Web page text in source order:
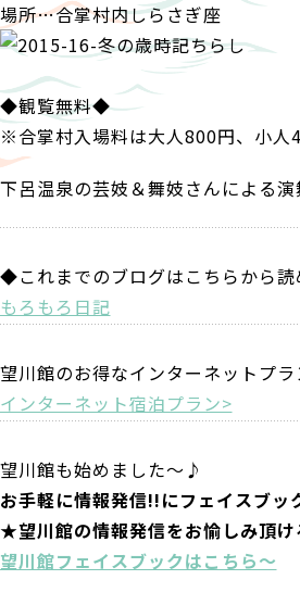
場所…合掌村内しらさぎ座
◆観覧無料◆
※合掌村入場料は大人800円、小人
下呂温泉の芸妓＆舞妓さんによる演
◆これまでのブログはこちらから読
もろもろ日記
望川館のお得なインターネットプラ
インターネット宿泊プラン>
望川館も始めました～♪
お手軽に情報発信!!にフェイスブッ
★望川館の情報発信をお愉しみ頂
望川館フェイスブックはこちら～